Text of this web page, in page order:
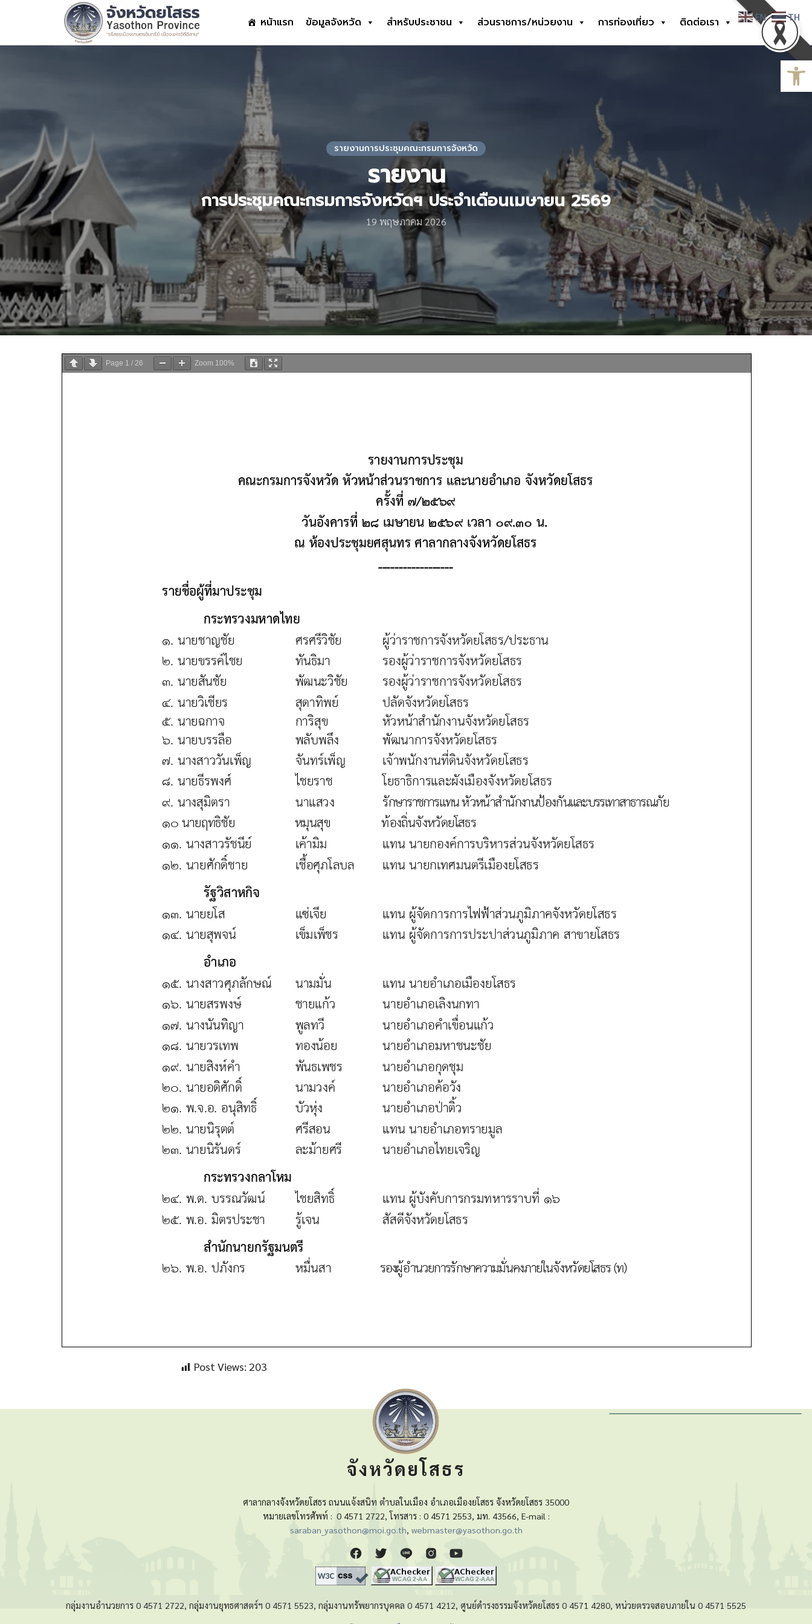
หน้าแรก ข้อมูลจังหวัด สำหรับประชาชน ส่วนราชการ/หน่วยงาน การท่องเที่ยว
ติดต่อเรา
Search
for:
รายงานการประชุมคณะกรมการจังหวัด
รายงาน
การประชุมคณะกรมการจังหวัดฯ ประจำเดือนเมษายน 2569
19 พฤษภาคม 2026
Page 1 / 26 Zoom 100%
Post Views: 203
จังหวัดยโสธร
ศาลากลางจังหวัดยโสธร ถนนแจ้งสนิท ตำบลในเมือง อำเภอเมืองยโสธร จังหวัดยโสธร 35000
หมายเลขโทรศัพท์ : 0 4571 2722, โทรสาร : 0 4571 2553, มท. 43566, E-mail :
saraban_yasothon@moi.go.th, webmaster@yasothon.go.th
กลุ่มงานอำนวยการ 0 4571 2722, กลุ่มงานยุทธศาสตร์ฯ 0 4571 5523, กลุ่มงานทรัพยากรบุคคล 0 4571 4212, ศูนย์ดำรงธรรมจังหวัดยโสธร 0 4571 4280, หน่วยตรวจสอบภายใน 0 4571 5525
EN TH